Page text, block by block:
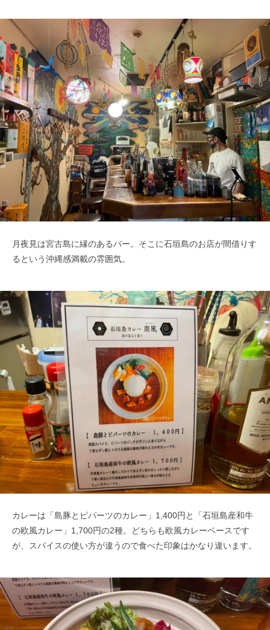
月夜見は宮古島に縁のあるバー。そこに石垣島のお店が間借りす
るという沖縄感満載の雰囲気。
カレーは「島豚とピパーツのカレー」1,400円と「石垣島産和牛
の欧風カレー」1,700円の2種。どちらも欧風カレーベースです
が、スパイスの使い方が違うので食べた印象はかなり違います。